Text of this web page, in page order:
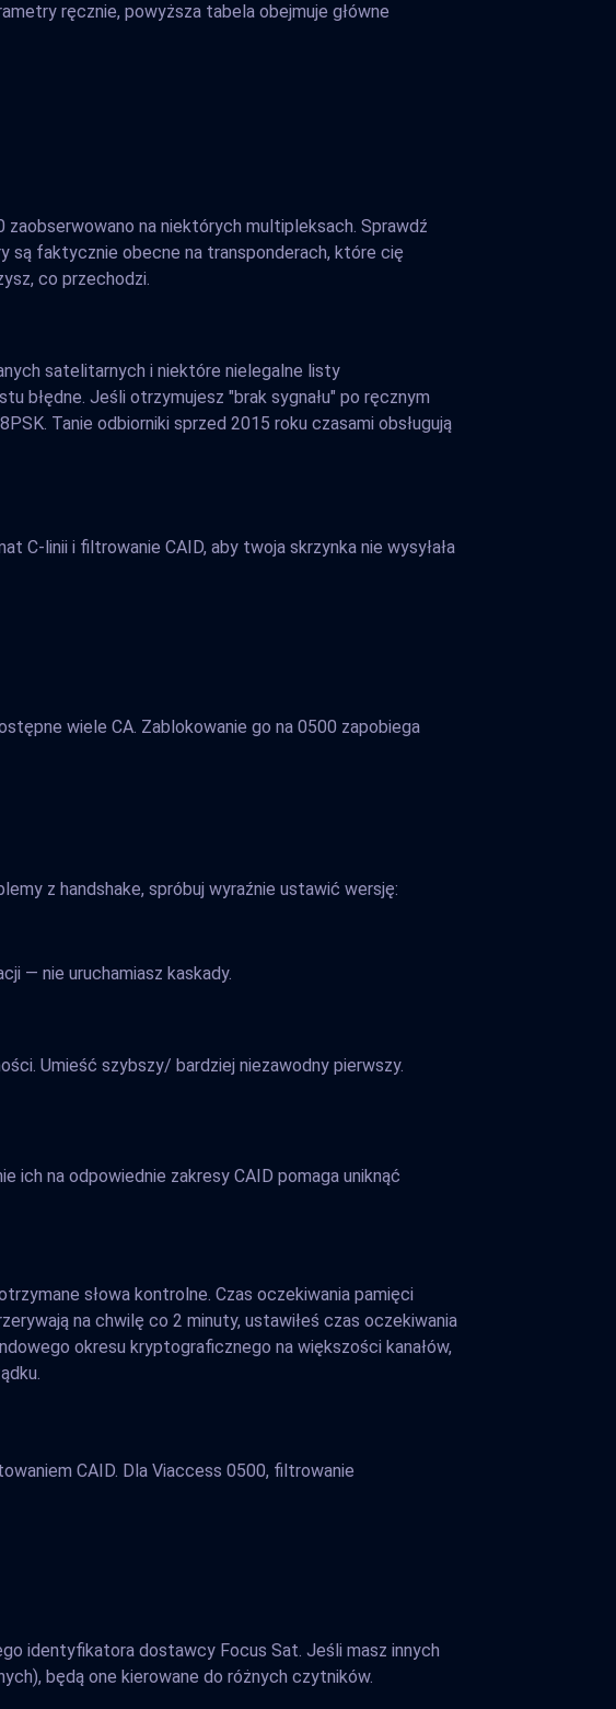
ręcznie, powyższa tabela obejmuje główne
na niektórych multipleksach. Sprawdź
są faktycznie obecne na transponderach, które cię
co przechodzi.
satelitarnych i niektóre nielegalne listy
błędne. Jeśli otrzymujesz "brak sygnału" po ręcznym
Tanie odbiorniki sprzed 2015 roku czasami obsługują
C-linii i filtrowanie CAID, aby twoja skrzynka nie wysyłała
wiele CA. Zablokowanie go na 0500 zapobiega
z handshake, spróbuj wyraźnie ustawić wersję:
— nie uruchamiasz kaskady.
Umieść szybszy/ bardziej niezawodny pierwszy.
ich na odpowiednie zakresy CAID pomaga uniknąć
słowa kontrolne. Czas oczekiwania pamięci
na chwilę co 2 minuty, ustawiłeś czas oczekiwania
okresu kryptograficznego na większości kanałów,
CAID. Dla Viaccess 0500, filtrowanie
identyfikatora dostawcy Focus Sat. Jeśli masz innych
będą one kierowane do różnych czytników.